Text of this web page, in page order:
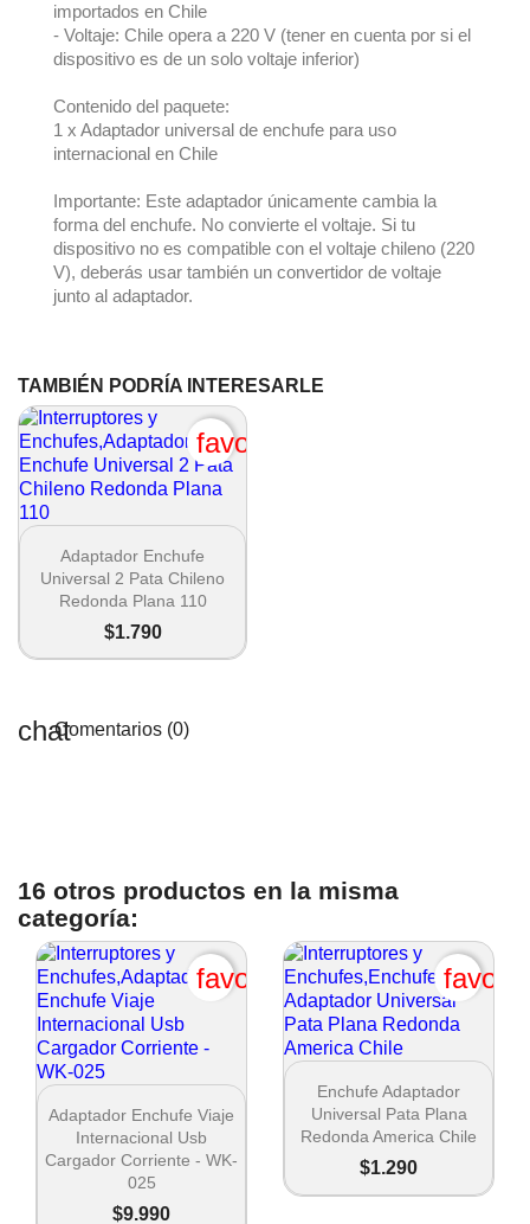
importados en Chile
- Voltaje: Chile opera a 220 V (tener en cuenta por si el
dispositivo es de un solo voltaje inferior)
Contenido del paquete:
1 x Adaptador universal de enchufe para uso
internacional en Chile
Importante: Este adaptador únicamente cambia la
forma del enchufe. No convierte el voltaje. Si tu
dispositivo no es compatible con el voltaje chileno (220
V), deberás usar también un convertidor de voltaje
junto al adaptador.
TAMBIÉN PODRÍA INTERESARLE
 Vista rápida
Adaptador Enchufe
Universal 2 Pata Chileno
Redonda Plana 110
$1.790
favorite_border
Comentarios (0)
16 otros productos en la misma
categoría:
 Vista rápida
Adaptador Enchufe Viaje
Internacional Usb
Cargador Corriente - WK-
025
$9.990
favorite_border
 Vista rápida
Enchufe Adaptador
Universal Pata Plana
Redonda America Chile
$1.290